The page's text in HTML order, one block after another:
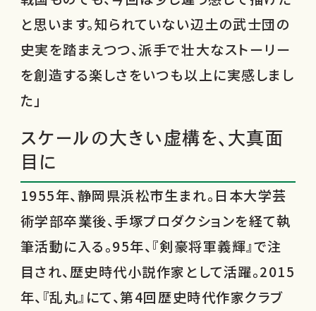
と思います。知られていない辺土の武士団の
史実を踏まえつつ、派手で壮大なストーリー
を創造する楽しさをいつも以上に実感しまし
た」
スケールの大きい虚構を、大真面
目に
1955年、静岡県浜松市生まれ。日本大学芸
術学部卒業後、手塚プロダクションを経て執
筆活動に入る。95年、『剣豪将軍義輝』で注
目され、歴史時代小説作家として活躍。2015
年、『乱丸』にて、第4回歴史時代作家クラブ